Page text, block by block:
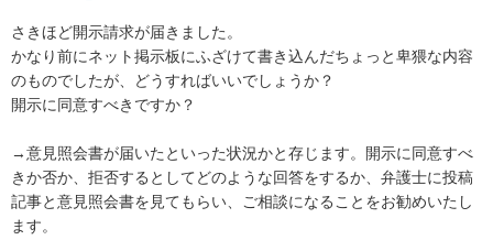
さきほど開示請求が届きました。
かなり前にネット掲示板にふざけて書き込んだちょっと卑猥な内容
のものでしたが、どうすればいいでしょうか？
開示に同意すべきですか？
→意見照会書が届いたといった状況かと存じます。開示に同意すべ
きか否か、拒否するとしてどのような回答をするか、弁護士に投稿
記事と意見照会書を見てもらい、ご相談になることをお勧めいたし
ます。